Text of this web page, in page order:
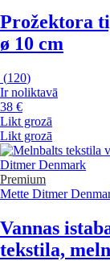
Prožektora
ø 10 cm
(120)
Ir noliktavā
38 €
Likt grozā
Likt grozā
Premium
Mette Ditmer
Vannas
tekstila,